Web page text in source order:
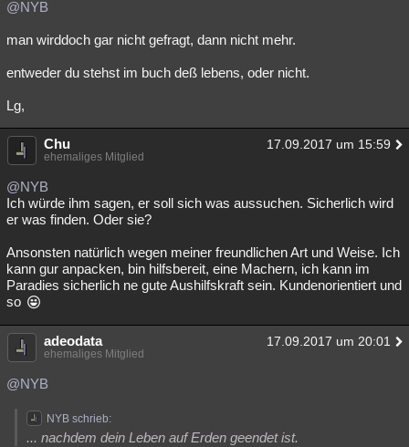
@NYB
man wirddoch gar nicht gefragt, dann nicht mehr.
entweder du stehst im buch deß lebens, oder nicht.
Lg,
Chu 17.09.2017 um 15:59
ehemaliges Mitglied
@NYB
Ich würde ihm sagen, er soll sich was aussuchen. Sicherlich wird
er was finden. Oder sie?
Ansonsten natürlich wegen meiner freundlichen Art und Weise. Ich
kann gur anpacken, bin hilfsbereit, eine Machern, ich kann im
Paradies sicherlich ne gute Aushilfskraft sein. Kundenorientiert und
so
adeodata 17.09.2017 um 20:01
ehemaliges Mitglied
@NYB
NYB schrieb:
... nachdem dein Leben auf Erden geendet ist.